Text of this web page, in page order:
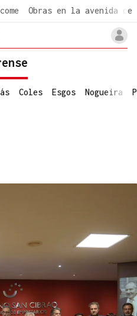
Obras en la avenida de
Coles Esgos Nogueira